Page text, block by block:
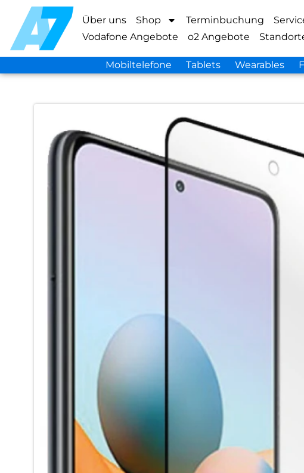
Über uns Shop Terminbuchung
Vodafone Angebote
o2 Angebote
Mobiltelefone Tablets Wearables